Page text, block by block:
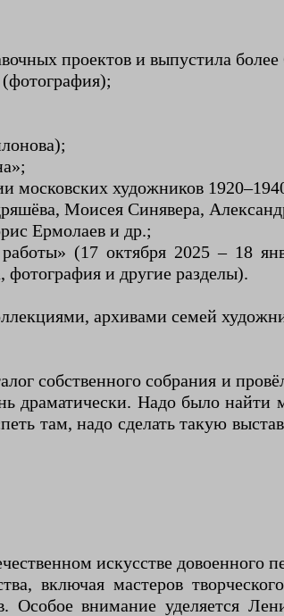
проектов и выпустила
московских художников
Моисея Синявера,
Ермолаев и др.;
(17 октября 2025 – 18
и другие разделы).
архивами семей
собственного собрания и
драматически. Надо было
там, надо сделать такую
искусстве
включая мастеров
Особое внимание уделяется